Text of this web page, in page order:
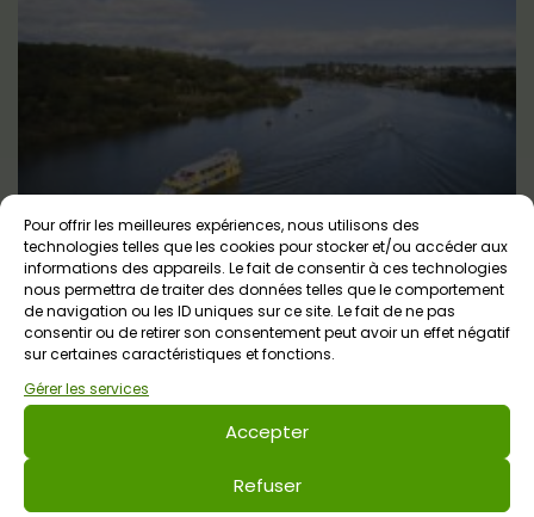
Pour offrir les meilleures expériences, nous utilisons des
technologies telles que les cookies pour stocker et/ou accéder aux
informations des appareils. Le fait de consentir à ces technologies
nous permettra de traiter des données telles que le comportement
de navigation ou les ID uniques sur ce site. Le fait de ne pas
consentir ou de retirer son consentement peut avoir un effet négatif
sur certaines caractéristiques et fonctions.
Gérer les services
Accepter
Refuser
Les Vedettes Jaunes
Arzal Tout public